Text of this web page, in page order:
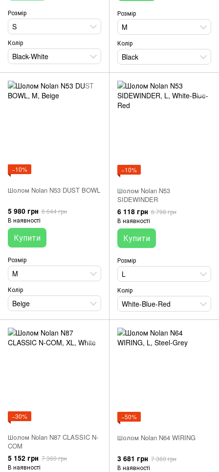
Розмір
S
Колір
Black-White
Розмір
M
Колір
Black
−10%
Шолом Nolan N53 DUST BOWL
5 980 грн 6 644 грн
В наявності
Купити
Розмір
M
Колір
Beige
−10%
Шолом Nolan N53
SIDEWINDER
6 118 грн 6 798 грн
В наявності
Купити
Розмір
L
Колір
White-Blue-Red
−30%
Шолом Nolan N87 CLASSIC N-
COM
5 152 грн 7 360 грн
В наявності
−50%
Шолом Nolan N64 WIRING
3 681 грн 7 360 грн
В наявності